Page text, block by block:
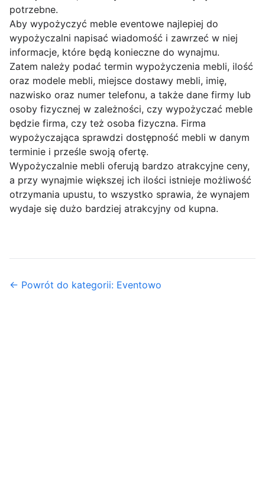
potrzebne.
Aby wypożyczyć meble eventowe najlepiej do
wypożyczalni napisać wiadomość i zawrzeć w niej
informacje, które będą konieczne do wynajmu.
Zatem należy podać termin wypożyczenia mebli, ilość
oraz modele mebli, miejsce dostawy mebli, imię,
nazwisko oraz numer telefonu, a także dane firmy lub
osoby fizycznej w zależności, czy wypożyczać meble
będzie firma, czy też osoba fizyczna. Firma
wypożyczająca sprawdzi dostępność mebli w danym
terminie i prześle swoją ofertę.
Wypożyczalnie mebli oferują bardzo atrakcyjne ceny,
a przy wynajmie większej ich ilości istnieje możliwość
otrzymania upustu, to wszystko sprawia, że wynajem
wydaje się dużo bardziej atrakcyjny od kupna.
← Powrót do kategorii: Eventowo